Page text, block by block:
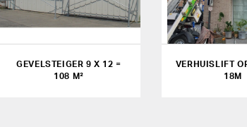
GEVELSTEIGER 9 X 12 =
108 M²
VERHUISLIFT
18M